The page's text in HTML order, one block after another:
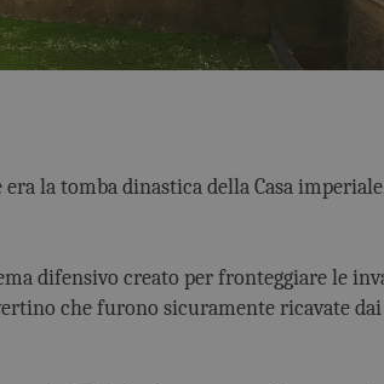
la tomba dinastica della Casa
difensivo creato per fronteggiare le
che furono sicuramente ricavate